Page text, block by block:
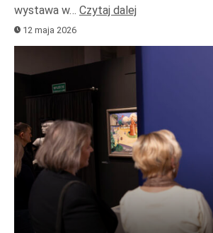
wystawa w… Czytaj dalej
12 maja 2026
plików
dźwiękowych